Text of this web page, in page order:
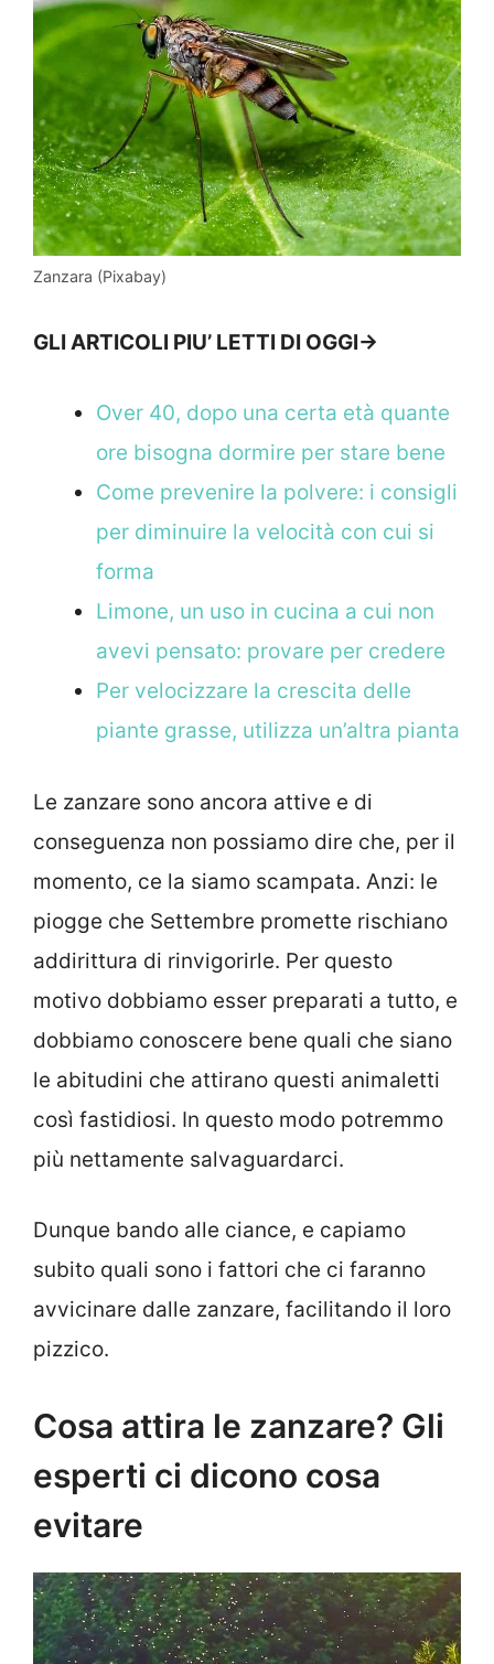
Zanzara (Pixabay)
GLI ARTICOLI PIU’ LETTI DI OGGI->
Over 40, dopo una certa età quante
ore bisogna dormire per stare bene
Come prevenire la polvere: i consigli
per diminuire la velocità con cui si
forma
Limone, un uso in cucina a cui non
avevi pensato: provare per credere
Per velocizzare la crescita delle
piante grasse, utilizza un’altra pianta
Le zanzare sono ancora attive e di
conseguenza non possiamo dire che, per il
momento, ce la siamo scampata. Anzi: le
piogge che Settembre promette rischiano
addirittura di rinvigorirle. Per questo
motivo dobbiamo esser preparati a tutto, e
dobbiamo conoscere bene quali che siano
le abitudini che attirano questi animaletti
così fastidiosi. In questo modo potremmo
più nettamente salvaguardarci.
Dunque bando alle ciance, e capiamo
subito quali sono i fattori che ci faranno
avvicinare dalle zanzare, facilitando il loro
pizzico.
Cosa attira le zanzare? Gli
esperti ci dicono cosa
evitare